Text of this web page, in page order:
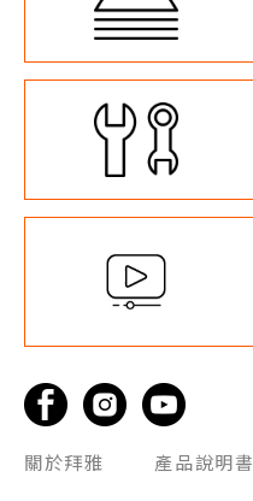
關於拜雅 產品說明書